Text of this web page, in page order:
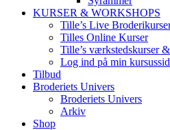
KURSER & WORKSHOPS
Tille’s Live
Tilles Online Kurser
Tille’s værkstedskurser
Log ind på min
Tilbud
Broderiets Univers
Broderiets Univers
Arkiv
Shop